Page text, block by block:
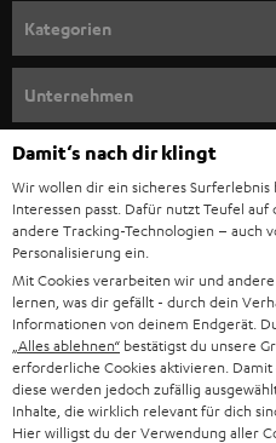
n
m
e
l
d
u
n
g
Kategorien
HEIMKINO-KOMPLETTANLAGEN
SOUNDBAR
STEREO
SMART HOME
BLUETOOTH-LAUTSPRECHER
KOPFHÖRER
Unternehmen
SUPPORT
KARRIERE
PRESSE & MARKETING
GESCHÄFTSKUNDEN
PARTNERPROGRAMM
BLOG
Teufel Onlineshops
DEUTSCHLAND
ÖSTERREICH
SCHWEIZ
NIEDERLANDE
Damit‘s nach dir klingt
Wir wollen dir ein sicheres Surferlebnis
Interessen passt. Dafür nutzt Teufel
andere Tracking-Technologien – auch
Personalisierung ein.
Mit Cookies verarbeiten wir und
lernen, was dir gefällt - durch dein
Informationen von deinem Endgerät.
„Alles ablehnen“ bestätigst du unsere
erforderliche Cookies aktivieren.
diese werden jedoch zufällig
Inhalte, die wirklich relevant für dich
Hier willigst du der Verwendung aller